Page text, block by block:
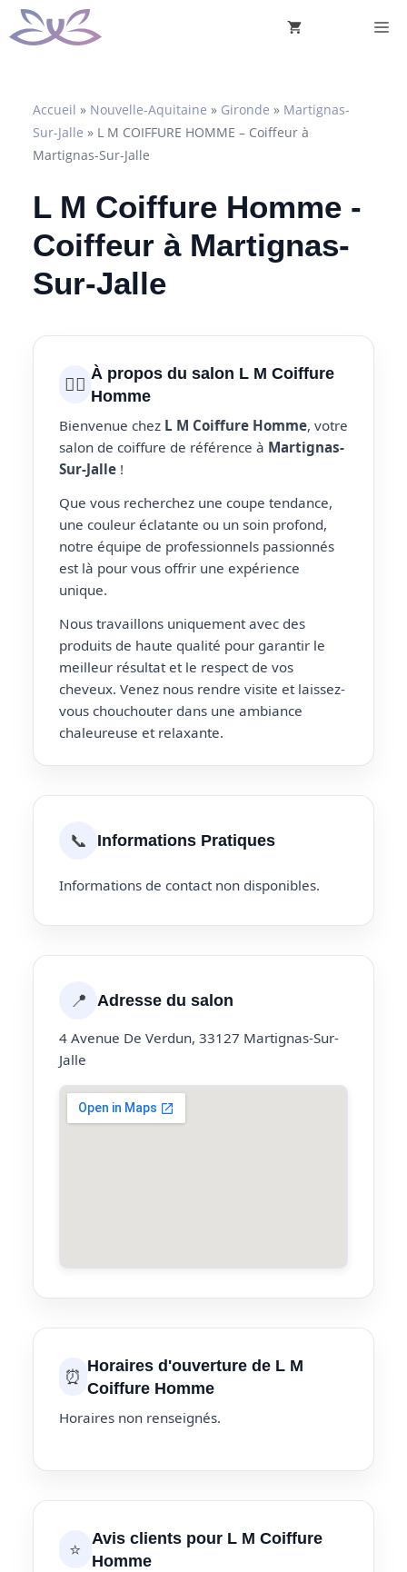
Aller
au
Accueil » Nouvelle-Aquitaine » Gironde » Martignas-
Sur-Jalle » L M COIFFURE HOMME – Coiffeur à
Martignas-Sur-Jalle
L M Coiffure Homme -
Coiffeur à Martignas-
Sur-Jalle
💇‍♀️ À propos du salon L M Coiffure
Homme
Bienvenue chez L M Coiffure Homme, votre
salon de coiffure de référence à Martignas-
Sur-Jalle !
Que vous recherchez une coupe tendance,
une couleur éclatante ou un soin profond,
notre équipe de professionnels passionnés
est là pour vous offrir une expérience
unique.
Nous travaillons uniquement avec des
produits de haute qualité pour garantir le
meilleur résultat et le respect de vos
cheveux. Venez nous rendre visite et laissez-
vous chouchouter dans une ambiance
chaleureuse et relaxante.
📞 Informations Pratiques
Informations de contact non disponibles.
📍 Adresse du salon
4 Avenue De Verdun, 33127 Martignas-Sur-
Jalle
⏰ Horaires d'ouverture de L M
Coiffure Homme
Horaires non renseignés.
⭐
Avis clients pour L M Coiffure
Homme